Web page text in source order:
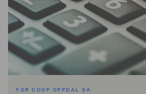
FOR COOP OPPDAL SA